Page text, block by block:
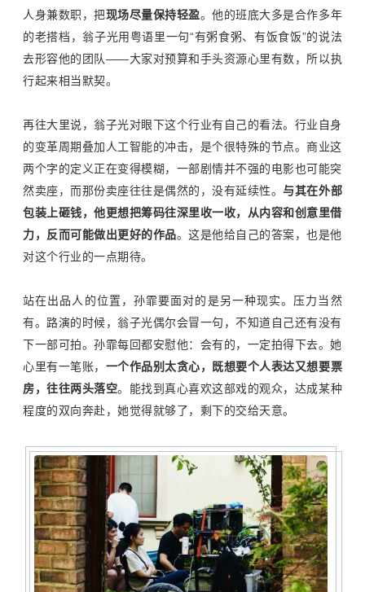
人身兼数职，把现场尽量保持轻盈。他的班底大多是合作多年
的老搭档，翁子光用粤语里一句“有粥食粥、有饭食饭”的说法
去形容他的团队——大家对预算和手头资源心里有数，所以执
行起来相当默契。
再往大里说，翁子光对眼下这个行业有自己的看法。行业自身
的变革周期叠加人工智能的冲击，是个很特殊的节点。商业这
两个字的定义正在变得模糊，一部剧情并不强的电影也可能突
然卖座，而那份卖座往往是偶然的，没有延续性。与其在外部
包装上砸钱，他更想把筹码往深里收一收，从内容和创意里借
力，反而可能做出更好的作品。这是他给自己的答案，也是他
对这个行业的一点期待。
站在出品人的位置，孙霏要面对的是另一种现实。压力当然
有。路演的时候，翁子光偶尔会冒一句，不知道自己还有没有
下一部可拍。孙霏每回都安慰他：会有的，一定拍得下去。她
心里有一笔账， 一个作品别太贪心，既想要个人表达又想要票
房，往往两头落空。能找到真心喜欢这部戏的观众，达成某种
程度的双向奔赴，她觉得就够了，剩下的交给天意。